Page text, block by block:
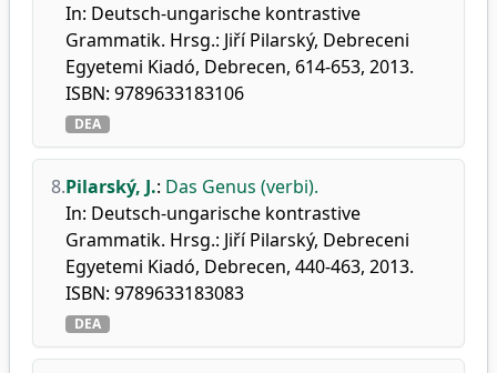
In: Deutsch-ungarische kontrastive
Grammatik. Hrsg.: Jiří Pilarský, Debreceni
Egyetemi Kiadó, Debrecen, 614-653, 2013.
ISBN: 9789633183106
DEA
8.Pilarský, J.: Das Genus (verbi).
In: Deutsch-ungarische kontrastive
Grammatik. Hrsg.: Jiří Pilarský, Debreceni
Egyetemi Kiadó, Debrecen, 440-463, 2013.
ISBN: 9789633183083
DEA